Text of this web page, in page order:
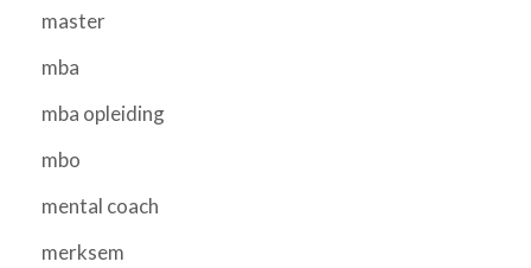
master
mba
mba opleiding
mbo
mental coach
merksem